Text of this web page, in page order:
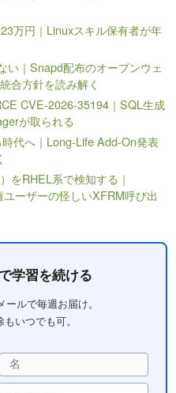
万円｜Linuxスキル保有者が年
い｜Snapd配布のオープンウェ
合方針を読み解く
CVE-2026-35194｜SQL生成
が取られる
代へ｜Long-Life Add-On発表
をRHEL系で検知する｜
ーザーの怪しいXFRM呼び出
学習を続ける
ルで毎週お届け。
いつでも可。